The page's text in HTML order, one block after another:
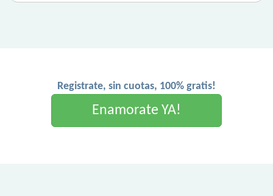
Registrate, sin cuotas, 100% gratis!
Enamorate YA!